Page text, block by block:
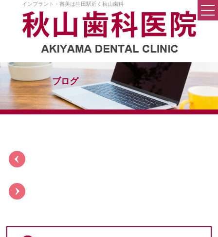
インプラント・審美は生田駅近く秋山歯科
トップページ
院長挨拶
院内設備
秋山歯科の考え方
初めての方へ
ブログ